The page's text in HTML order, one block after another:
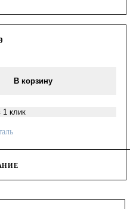
В корзину
1 клик